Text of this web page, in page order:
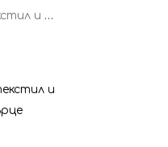
Бродиран пач за дрехи текстил и тениски - Син фотоапарат